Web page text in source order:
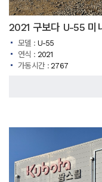
2021 구보다 U-55 미
모델 : U-55
연식 : 2021
가동시간 :2767